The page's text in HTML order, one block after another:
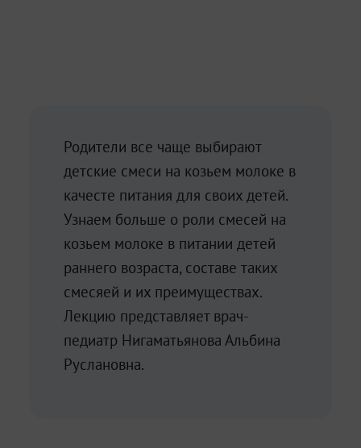
Родители все чаще выбирают
детские смеси на козьем молоке в
качесте питания для своих детей.
Узнаем больше о роли смесей на
козьем молоке в питании детей
раннего возраста, составе таких
смесяей и их преимуществах.
Лекцию представляет врач-
педиатр Нигаматьянова Альбина
Руслановна.